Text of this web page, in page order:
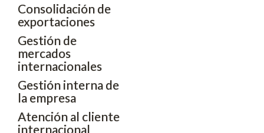
Consolidación de
exportaciones
Gestión de
mercados
internacionales
Gestión interna de
la empresa
Atención al cliente
internacional